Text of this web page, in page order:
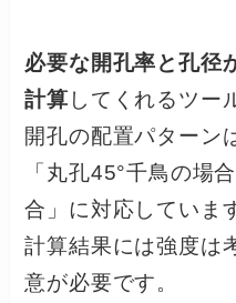
必要な開孔率と孔径
計算 してくれるツー
開孔の配置パターン
「丸孔45°千鳥の場
合」に対応していま
計算結果には強度は
意が必要です。